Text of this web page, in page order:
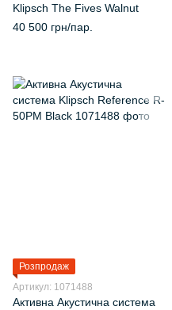
Klipsch The Fives Walnut
40 500 грн/пар.
Розпродаж
Артикул: 1071488
Активна Акустична система